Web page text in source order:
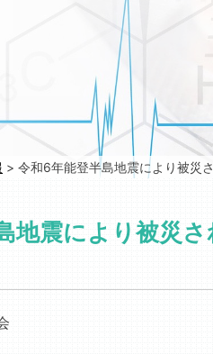
> 令和6年能登半島地震により被災
地震により被災